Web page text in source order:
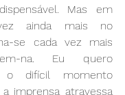
Mas em
ainda mais no
se cada vez mais
na. Eu quero
o difícil momento
imprensa atravessa